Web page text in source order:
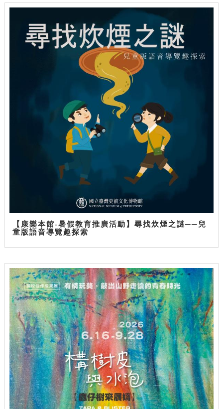
【康樂本館-暑假教育推廣活動】尋找炊煙之謎──兒
童版語音導覽趣探索